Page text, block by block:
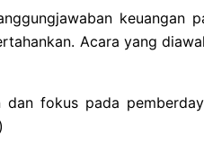
keuangan
Acara yang
fokus pada